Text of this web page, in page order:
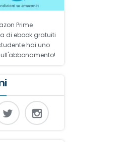
Prime
di ebook gratuiti
hai uno